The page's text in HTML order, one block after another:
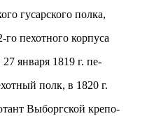
гусарского полка,
пехотного корпуса
января 1819 г. пе-
полк, в 1820 г.
Выборгской крепо-